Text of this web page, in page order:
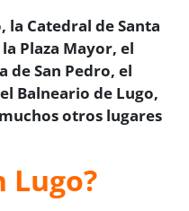
la Catedral de Santa
Plaza Mayor, el
de San Pedro, el
Balneario de Lugo,
otros lugares
Lugo?